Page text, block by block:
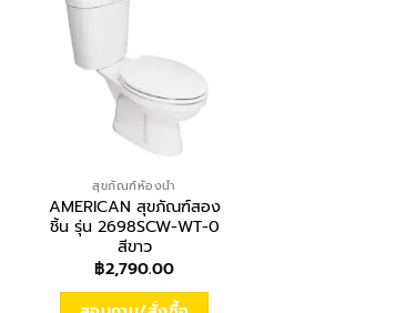
สุขภัณฑ์ห้องน้ำ
AMERICAN สุขภัณฑ์สอง
ชิ้น รุ่น 2698SCW-WT-0
สีขาว
฿2,790.00